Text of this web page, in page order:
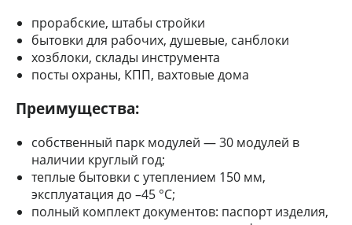
прорабские, штабы стройки
бытовки для рабочих, душевые, санблоки
хозблоки, склады инструмента
посты охраны, КПП, вахтовые дома
Преимущества:
собственный парк модулей — 30 модулей в
наличии круглый год;
теплые бытовки с утеплением 150 мм,
эксплуатация до –45 °С;
полный комплект документов: паспорт изделия,